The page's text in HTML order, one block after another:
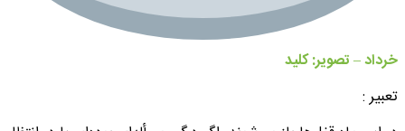
خرداد – تصویر: کلید
تعبیر :